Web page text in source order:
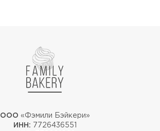
ООО «Фэмили Бэйкери»
ИНН: 7726436551